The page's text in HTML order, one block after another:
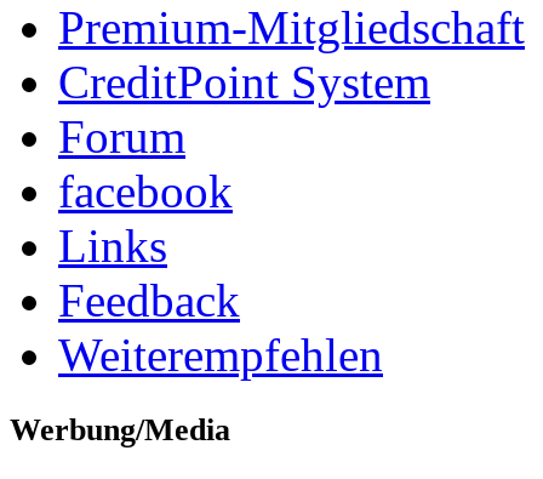
Premium-Mitgliedschaft
CreditPoint System
Forum
facebook
Links
Feedback
Weiterempfehlen
Werbung/Media